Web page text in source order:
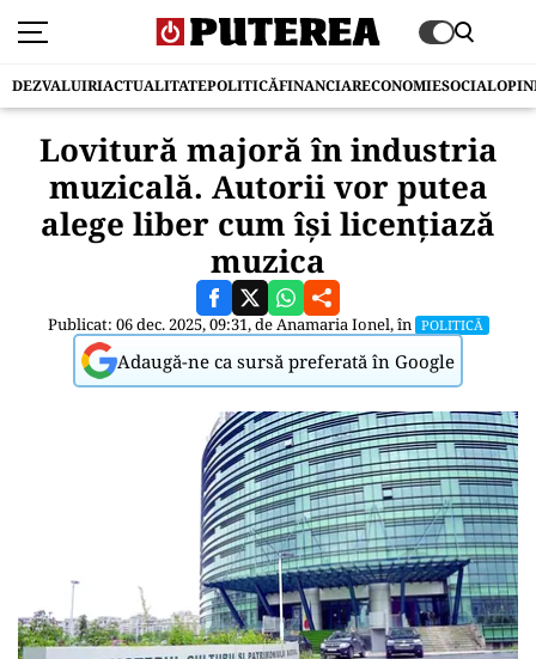
DEZVALUIRIACTUALITATEPOLITICĂFINANCIARECONOMIESOCIAL
Lovitură majoră în industria
muzicală. Autorii vor putea
alege liber cum își licențiază
muzica
Publicat: 06 dec. 2025, 09:31, deAnamaria Ionel, în POLITICĂ
Adaugă-ne ca sursă preferată în Google